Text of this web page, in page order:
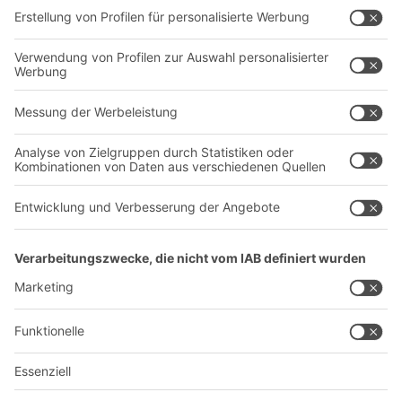
Dienstleistungen
Unternehmen
Über uns
Produktionsstandorte
Karriere
Follow us
YOUR LIFE.
+49 (6753) 122-922